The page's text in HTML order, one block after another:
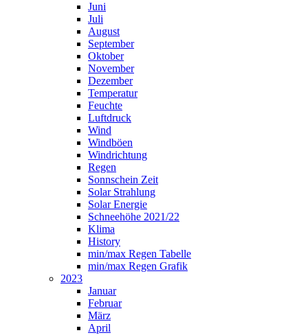
Juni
Juli
August
September
Oktober
November
Dezember
Temperatur
Feuchte
Luftdruck
Wind
Windböen
Windrichtung
Regen
Sonnschein Zeit
Solar Strahlung
Solar Energie
Schneehöhe 2021/22
Klima
History
min/max Regen Tabelle
min/max Regen Grafik
2023
Januar
Februar
März
April